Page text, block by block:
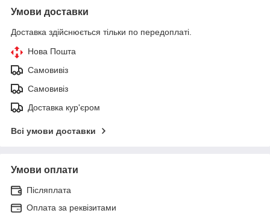
Умови доставки
Доставка здійснюється тільки по передоплаті.
Нова Пошта
Самовивіз
Самовивіз
Доставка кур'єром
Всі умови доставки
Умови оплати
Післяплата
Оплата за реквізитами